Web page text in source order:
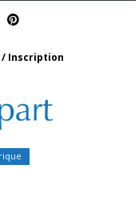
/ Inscription